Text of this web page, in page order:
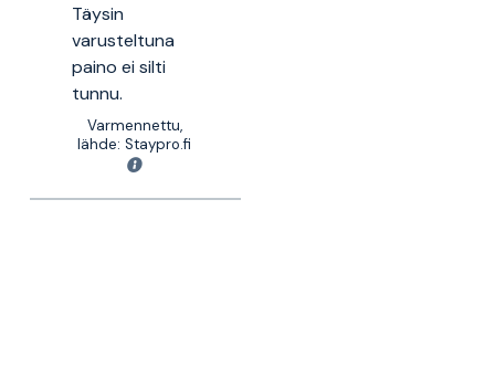
Täysin
varusteltuna
paino ei silti
tunnu.
Varmennettu,
lähde: Staypro.fi